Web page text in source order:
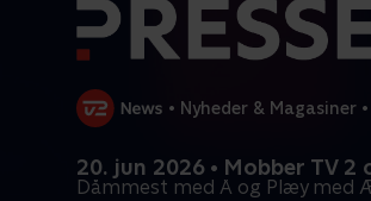
• Nyheder & Magasiner •
20. jun 2026 • Mobber TV
Dåmmest med Å og Plæy med